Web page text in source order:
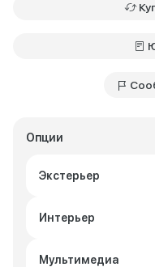
Опции
Экстерьер
Интерьер
Мультимедиа